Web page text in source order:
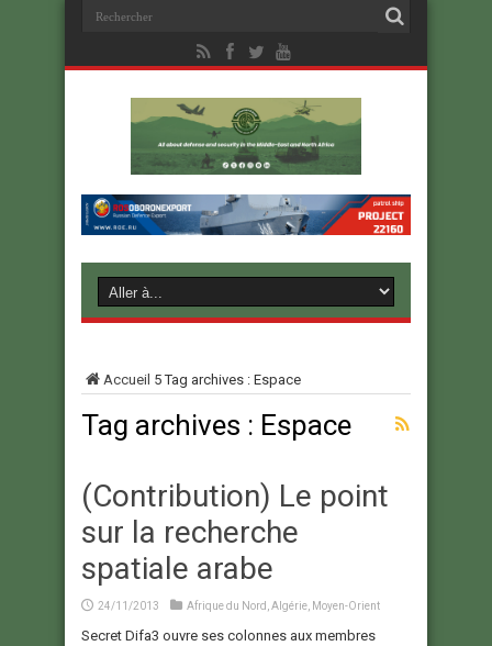
Accueil 5Tag archives : Espace
Tag archives : Espace
(Contribution) Le point
sur la recherche
spatiale arabe
24/11/2013 Afrique du Nord Algérie Moyen-Orient
Secret Difa3 ouvre ses colonnes aux membres